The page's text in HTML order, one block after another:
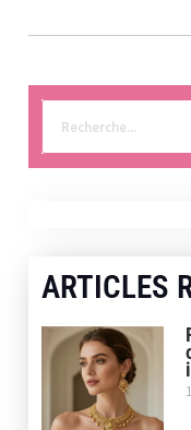
ARTICLES